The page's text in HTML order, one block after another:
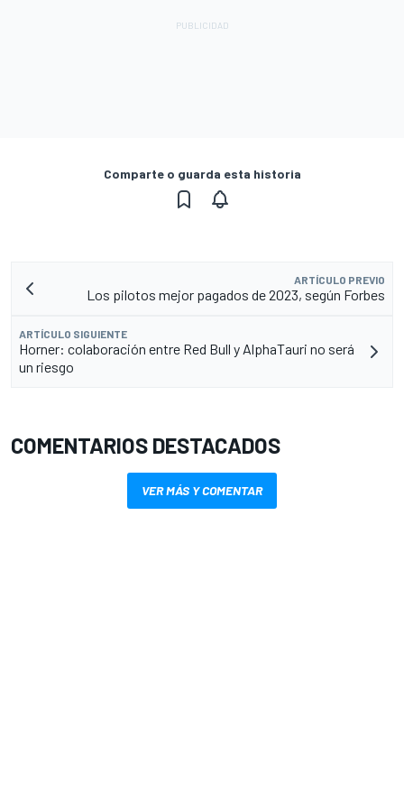
Comparte o guarda esta historia
ARTÍCULO PREVIO
Los pilotos mejor pagados de 2023, según Forbes
ARTÍCULO SIGUIENTE
Horner: colaboración entre Red Bull y AlphaTauri no será
un riesgo
COMENTARIOS DESTACADOS
VER MÁS Y COMENTAR